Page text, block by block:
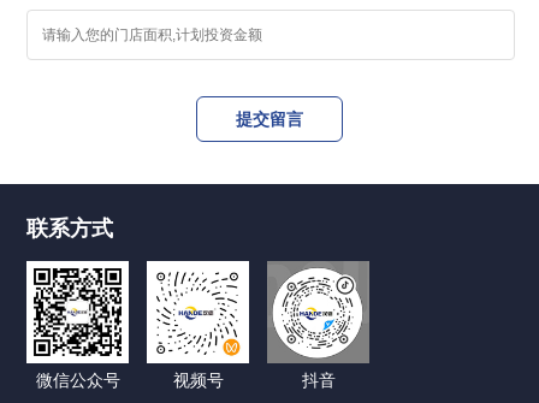
联系方式
微信公众号 视频号 抖音